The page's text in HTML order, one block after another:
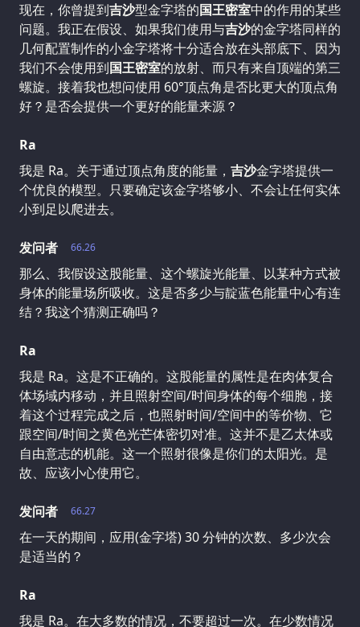
现在，你曾提到吉沙型金字塔的国王密室中的作用的某些
问题。我正在假设、如果我们使用与吉沙的金字塔同样的
几何配置制作的小金字塔将十分适合放在头部底下、因为
我们不会使用到国王密室的放射、而只有来自顶端的第三
螺旋。接着我也想问使用 60°顶点角是否比更大的顶点角
好？是否会提供一个更好的能量来源？
Ra
我是 Ra。关于通过顶点角度的能量， 吉沙金字塔提供一
个优良的模型。只要确定该金字塔够小、不会让任何实体
小到足以爬进去。
66.26
发问者
那么、我假设这股能量、这个螺旋光能量、以某种方式被
身体的能量场所吸收。这是否多少与靛蓝色能量中心有连
结？我这个猜测正确吗？
Ra
我是 Ra。这是不正确的。这股能量的属性是在肉体复合
体场域内移动，并且照射空间/时间身体的每个细胞，接
着这个过程完成之后，也照射时间/空间中的等价物、它
跟空间/时间之黄色光芒体密切对准。这并不是乙太体或
自由意志的机能。这一个照射很像是你们的太阳光。是
故、应该小心使用它。
66.27
发问者
在一天的期间，应用(金字塔) 30 分钟的次数、多少次会
是适当的？
Ra
我是 Ra。在大多数的情况，不要超过一次。在少数情况